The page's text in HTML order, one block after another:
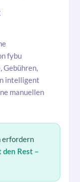
fybu
Gebühren,
intelligent
manuellen
erfordern
den Rest –